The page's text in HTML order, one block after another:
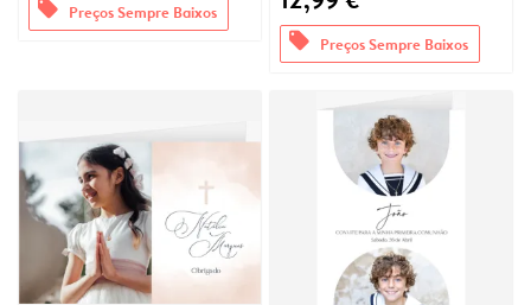
offers Preços Sempre Baixos
offers Preços Sempre Baixos